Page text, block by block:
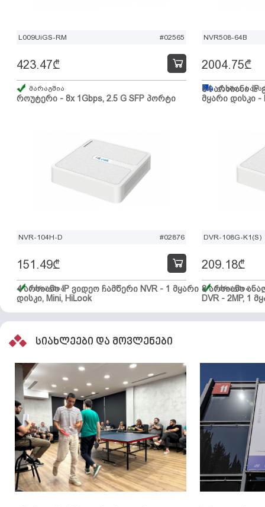
L009UiGS-RM #02565
როუტერი - 8x 1Gbps, 2.5 G SFP პორტი
423.47₾
მარაგშია
NVR508-64B
64 არხიანი IP
მყარი დისკი -
2004.75₾
გზაშია,
NVR-104H-D #02876
4 არხიანი IP ვიდეო ჩამწერი NVR - 1 მყარი
დისკი, Mini, HiLook
151.49₾
მარაგშია
DVR-108G-K1(S)
8 არხიანი
DVR - 2MP, 1
209.18₾
მარაგშია
სიახლეები და მოვლენები